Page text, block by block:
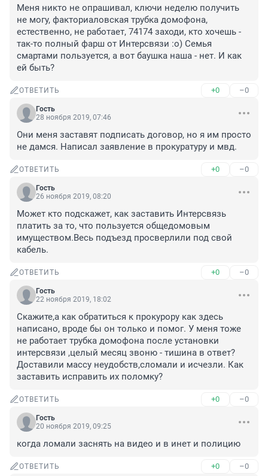
Меня никто не опрашивал, ключи неделю получить
не могу, факториаловская трубка домофона,
естественно, не работает, 74174 заходи, кто хочешь -
так-то полный фарш от Интерсвязи :о) Семья
смартами пользуется, а вот баушка наша - нет. И как
ей быть?
ОТВЕТИТЬ +0 –0
Гость
28 ноября 2019, 07:46
Они меня заставят подписать договор, но я им просто
не дамся. Написал заявление в прокуратуру и мвд.
ОТВЕТИТЬ +0 –0
Гость
26 ноября 2019, 08:20
Может кто подскажет, как заставить Интерсвязь
платить за то, что пользуется общедомовым
имуществом.Весь подъезд просверлили под свой
кабель.
ОТВЕТИТЬ +0 –0
Гость
22 ноября 2019, 18:02
Скажите,а как обратиться к прокурору как здесь
написано, вроде бы он только и помог. У меня тоже
не работает трубка домофона после установки
интерсвязи ,целый месяц звоню - тишина в ответ?
Доставили массу неудобств,сломали и исчезли. Как
заставить исправить их поломку?
ОТВЕТИТЬ +0 –0
Гость
20 ноября 2019, 09:25
когда ломали заснять на видео и в инет и полицию
ОТВЕТИТЬ +0 –0